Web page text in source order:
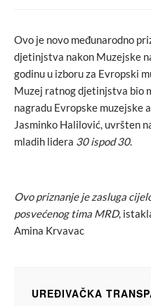
Ovo je novo međunarodno
djetinjstva nakon Muzejske
godinu u izboru za Evropski
Muzej ratnog djetinjstva bio
nagradu Evropske muzejske
Jasminko Halilović, uvršten
mladih lidera 30 ispod 30.
Ovo priznanje je zasluga
posvećenog tima MRD,
Amina Krvavac
UREĐIVAČKA